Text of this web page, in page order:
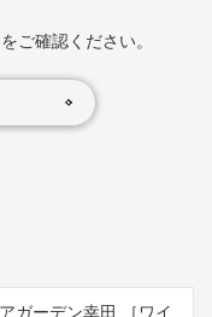
ご確認ください。
ガーデン幸田 ［ワイ